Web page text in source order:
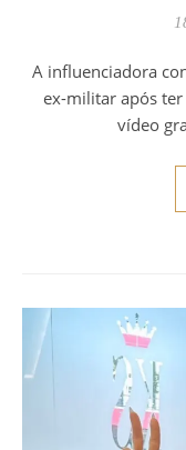
A influenciadora confirmou que voltou a namorar com o
ex-militar após
vídeo